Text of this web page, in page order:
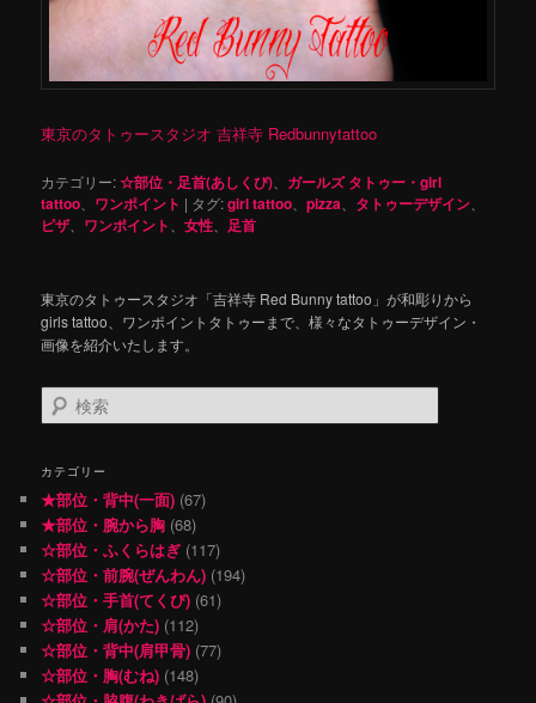
東京のタトゥースタジオ 吉祥寺 Redbunnytattoo
カテゴリー:☆部位・足首(あしくび)
ガールズ タトゥー・girl
tattoo
ワンポイント | タグ:girl tattoo 、pizza タトゥーデザイン
ピザ、 ワンポイント 、女性 足首
東京のタトゥースタジオ「吉祥寺 Red Bunny tattoo」が和彫りから
girls tattoo、ワンポイントタトゥーまで、様々なタトゥーデザイン・
画像を紹介いたします。
検
索
カテゴリー
★部位・背中(一面) (67)
★部位・腕から胸 (68)
☆部位・ふくらはぎ (117)
☆部位・前腕(ぜんわん) (194)
☆部位・手首(てくび) (61)
☆部位・肩(かた) (112)
☆部位・背中(肩甲骨) (77)
☆部位・胸(むね) (148)